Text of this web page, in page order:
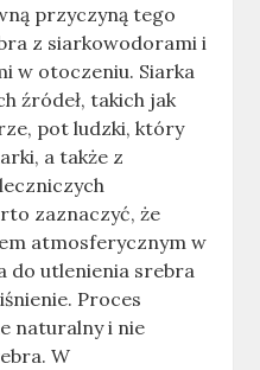
przyczyną tego
z siarkowodorami i
w otoczeniu. Siarka
źródeł, takich jak
pot ludzki, który
a także z
zaznaczyć, że
atmosferycznym w
do utlenienia srebra
. Proces
naturalny i nie
W